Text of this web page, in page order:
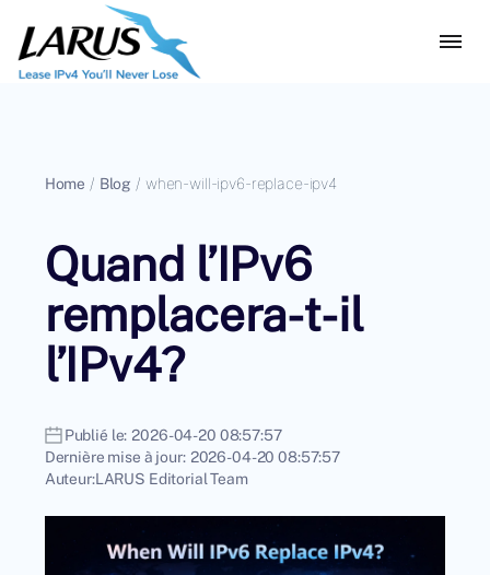
Home / Blog / when-will-ipv6-replace-ipv4
Quand l’IPv6
remplacera-t-il
l’IPv4?
Publié le: 2026-04-20 08:57:57
Dernière mise à jour: 2026-04-20 08:57:57
Auteur:LARUS Editorial Team